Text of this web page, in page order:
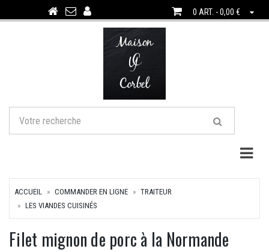
0 ART. - 0,00 €
ACCUEIL COMMANDER EN LIGNE
TRAITEUR
LES VIANDES CUISINÉS
Filet mignon de porc à la Normande